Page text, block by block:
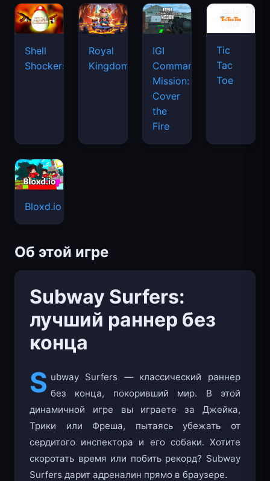
Shell
Royal
IGI
Commando
Mission:
Cover
the
Tic
Tac
Об этой игре
Subway Surfers:
лучший раннер без
конца
S ubway Surfers — классический раннер
без конца, покоривший мир. В этой
динамичной игре вы играете за Джейка,
Трики или Фреша, пытаясь убежать от
сердитого инспектора и его собаки. Хотите
скоротать время или побить рекорд? Subway